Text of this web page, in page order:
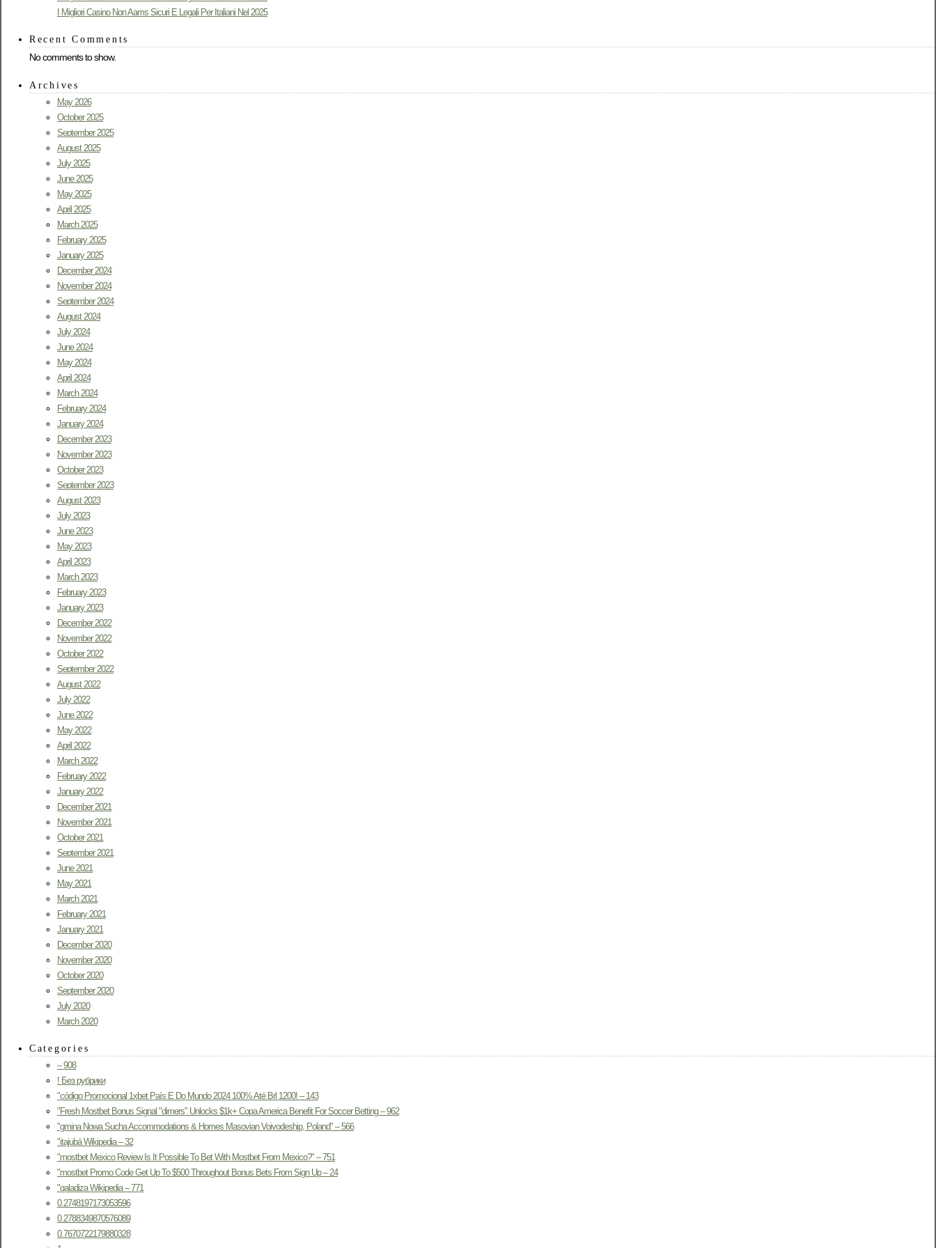
I Migliori Casino Non Aams Sicuri E Legali Per Italiani Nel 2025
Recent Comments
No comments to show.
Archives
May 2026
October 2025
September 2025
August 2025
July 2025
June 2025
May 2025
April 2025
March 2025
February 2025
January 2025
December 2024
November 2024
September 2024
August 2024
July 2024
June 2024
May 2024
April 2024
March 2024
February 2024
January 2024
December 2023
November 2023
October 2023
September 2023
August 2023
July 2023
June 2023
May 2023
April 2023
March 2023
February 2023
January 2023
December 2022
November 2022
October 2022
September 2022
August 2022
July 2022
June 2022
May 2022
April 2022
March 2022
February 2022
January 2022
December 2021
November 2021
October 2021
September 2021
June 2021
May 2021
March 2021
February 2021
January 2021
December 2020
November 2020
October 2020
September 2020
July 2020
March 2020
Categories
– 908
! Без рубрики
"código Promocional 1xbet País E Do Mundo 2024 100% Até Brl 1200! – 143
"Fresh Mostbet Bonus Signal "dimers" Unlocks $1k+ Copa America Benefit For Soccer Betting – 962
"gmina Nowa Sucha Accommodations & Homes Masovian Voivodeship, Poland" – 566
"itajubá Wikipedia – 32
"mostbet Mexico Review Is It Possible To Bet With Mostbet From Mexico?" – 751
"mostbet Promo Code Get Up To $500 Throughout Bonus Bets From Sign Up – 24
"qaladiza Wikipedia – 771
0.2748197173053596
0.2788349870576089
0.7670722179880328